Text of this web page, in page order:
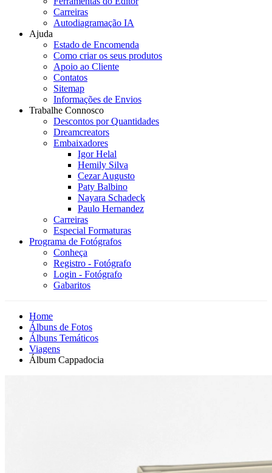
Carreiras
Autodiagramação IA
Ajuda
Estado de Encomenda
Como criar os seus produtos
Apoio ao Cliente
Contatos
Sitemap
Informações de Envios
Trabalhe Connosco
Descontos por Quantidades
Dreamcreators
Embaixadores
Igor Helal
Hemily Silva
Cezar Augusto
Paty Balbino
Nayara Schadeck
Paulo Hernandez
Carreiras
Especial Formaturas
Programa de Fotógrafos
Conheça
Registro - Fotógrafo
Login - Fotógrafo
Gabaritos
Home
Álbuns de Fotos
Álbuns Temáticos
Viagens
Álbum Cappadocia